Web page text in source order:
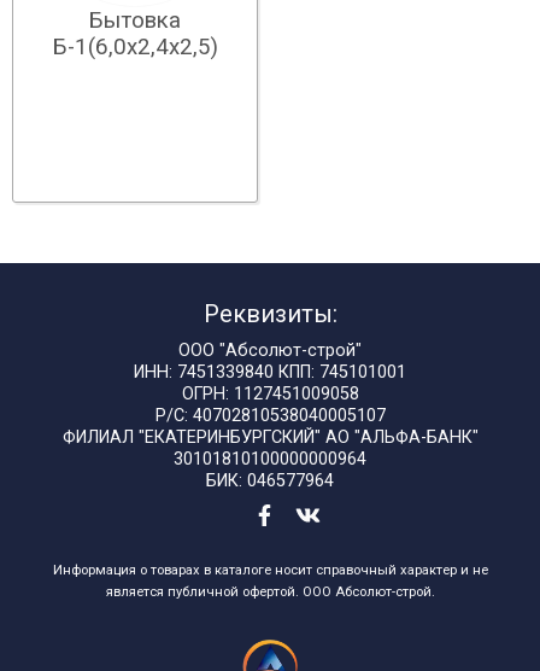
Бытовка
Б-1(6,0х2,4х2,5)
Реквизиты:
ООО "Абсолют-строй"
ИНН: 7451339840 КПП: 745101001
ОГРН: 1127451009058
Р/С: 40702810538040005107
ФИЛИАЛ "ЕКАТЕРИНБУРГСКИЙ" АО "АЛЬФА-БАНК"
30101810100000000964
БИК: 046577964
Информация о товарах в каталоге носит справочный характер и не
является публичной офертой. ООО Абсолют-строй.